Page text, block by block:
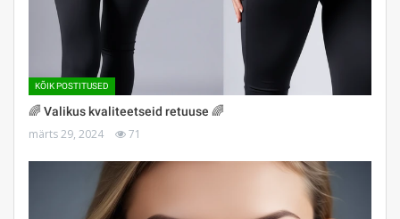
KÕIK POSTITUSED
🌈 Valikus kvaliteetseid retuuse 🌈
märts 29, 2024 71